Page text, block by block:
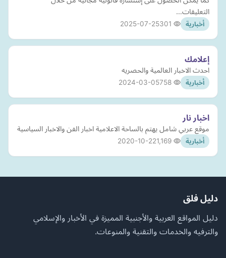
التعليقات…
أخبارية 2025-07-25
إعلامك
احدث الاخبار العالمية والحصريه
أخبارية 2024-03-05
اخبار نار
موقع عربي شامل يهتم بالساحة الاعلامية اخبار الفن والاخبار السياسية
أخبارية 2020-10-22
دليل فلق
دليل المواقع العربية والأجنبية المميزة في الأخبار والإسلامي
والترفيه والخدمات والتقنية والمنوعات.